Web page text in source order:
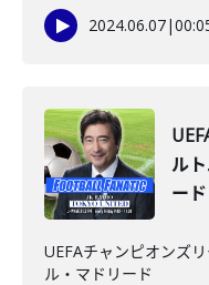
2024.06.07|
ル
ード
UEFAチャンピオンズ
ル・マドリード